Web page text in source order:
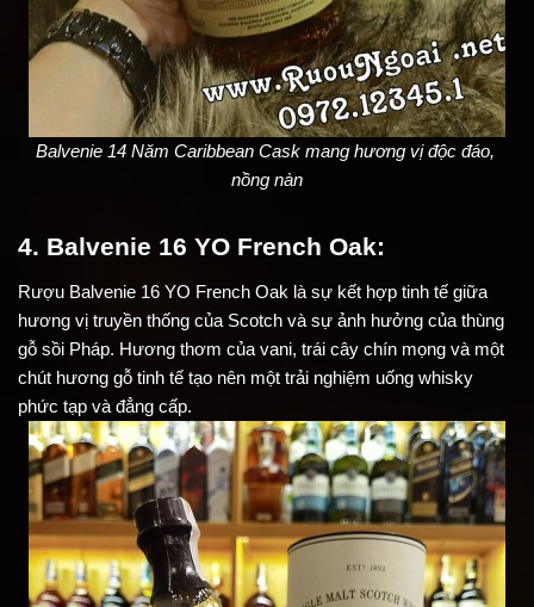
Balvenie 14 Năm Caribbean Cask mang hương vị độc đáo,
nồng nàn
4. Balvenie 16 YO French Oak:
Rượu Balvenie 16 YO French Oak là sự kết hợp tinh tế giữa
hương vị truyền thống của Scotch và sự ảnh hưởng của thùng
gỗ sồi Pháp. Hương thơm của vani, trái cây chín mọng và một
chút hương gỗ tinh tế tạo nên một trải nghiệm uống whisky
phức tạp và đẳng cấp.